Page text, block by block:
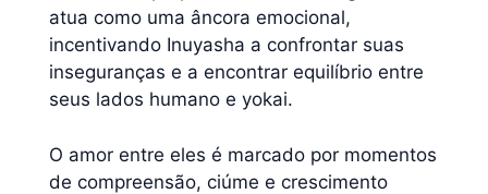
atua como uma âncora emocional,
incentivando Inuyasha a confrontar suas
inseguranças e a encontrar equilíbrio entre
seus lados humano e yokai.
O amor entre eles é marcado por momentos
de compreensão, ciúme e crescimento